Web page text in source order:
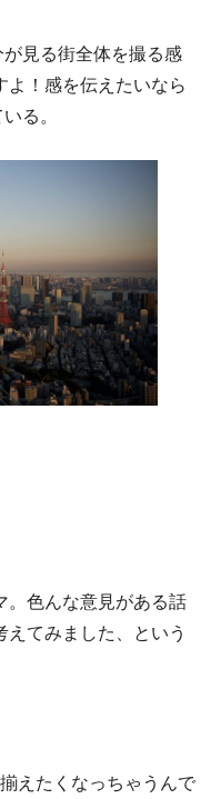
見る街全体を撮る感
よ！感を伝えたいなら
る。
。色んな意見がある話
てみました、という
えたくなっちゃうんで